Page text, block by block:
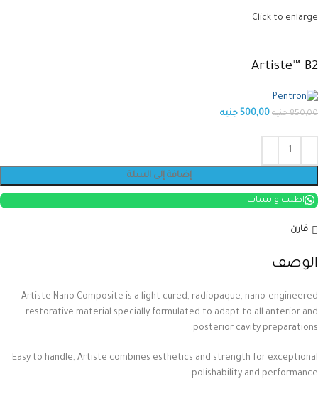
Click to enlarge
Artiste™ B2
850,00 جنيه 500,00 جنيه
إضافة إلى السلة
اطلب واتساب
قارن
الوصف
Artiste Nano Composite is a light cured, radiopaque, nano-engineered
restorative material specially formulated to adapt to all anterior and
posterior cavity preparations.
Easy to handle, Artiste combines esthetics and strength for exceptional
polishability and performance